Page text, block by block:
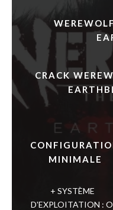
CRACK
MINIMALE
SYSTÈME
D'EXPLOITATION :